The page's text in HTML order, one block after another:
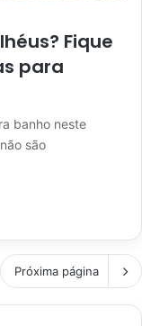
Fique
para
banho neste
são
Próxima página